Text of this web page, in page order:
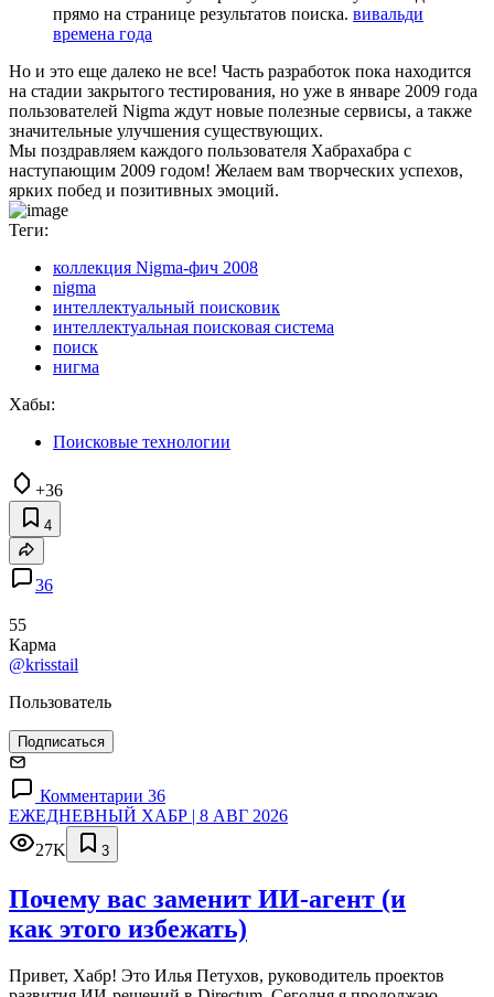
прямо на странице результатов поиска. вивальди
времена года
Но и это еще далеко не все! Часть разработок пока находится
на стадии закрытого тестирования, но уже в январе 2009 года
пользователей Nigma ждут новые полезные сервисы, а также
значительные улучшения существующих.
Мы поздравляем каждого пользователя Хабрахабра с
наступающим 2009 годом! Желаем вам творческих успехов,
ярких побед и позитивных эмоций.
Теги:
коллекция Nigma-фич 2008
nigma
интеллектуальный поисковик
интеллектуальная поисковая система
поиск
нигма
Хабы:
Поисковые технологии
+36
4
36
55
Карма
@krisstail
Пользователь
Подписаться
Комментарии 36
ЕЖЕДНЕВНЫЙ ХАБР | 8 АВГ 2026
27K
3
Почему вас заменит ИИ‑агент (и
как этого избежать)
Привет, Хабр! Это Илья Петухов, руководитель проектов